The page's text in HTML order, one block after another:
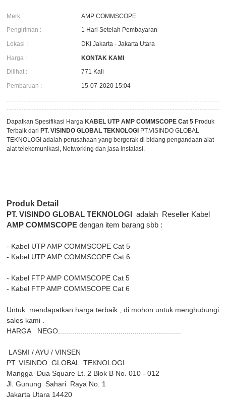
Merk :
AMP COMMSCOPE
Pengiriman :
1 Hari Setelah Pembayaran
Lokasi :
DKI Jakarta - Jakarta Utara
Harga :
KONTAK KAMI
Dilihat :
771 Kali
Pembaruan :
15-07-2020 15:04
Dapatkan Spesifikasi Harga KABEL UTP AMP COMMSCOPE Cat 5 Produk
Terbaik dari PT. VISINDO GLOBAL TEKNOLOGI PT.VISINDO GLOBAL
TEKNOLOGI adalah perusahaan yang bergerak di bidang pengandaan alat-
alat telekomunikasi, Networking dan jasa instalasi.
Produk Detail
PT. VISINDO GLOBAL TEKNOLOGI adalah Reseller Kabel
AMP COMMSCOPE dengan item barang sbb :
- Kabel UTP AMP COMMSCOPE Cat 5
- Kabel UTP AMP COMMSCOPE Cat 6
- Kabel FTP AMP COMMSCOPE Cat 5
- Kabel FTP AMP COMMSCOPE Cat 6
Untuk mendapatkan harga terbaik , di mohon untuk menghubungi
sales kami .
HARGA
NEGO.............................................................
LASMI / AYU / VINSEN
PT. VISINDO GLOBAL TEKNOLOGI
Mangga Dua Square Lt. 2 Blok B No. 010 - 012
Jl. Gunung Sahari Raya No. 1
Jakarta Utara 14420